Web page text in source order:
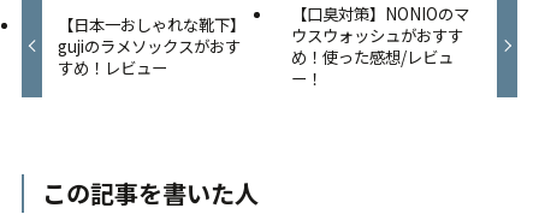
【日本一おしゃれな靴下】
gujiのラメソックスがおす
すめ！レビュー
【口臭対策】NONIOのマ
ウスウォッシュがおすす
め！使った感想/レビュ
ー！
この記事を書いた人